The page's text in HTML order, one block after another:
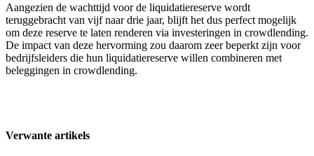
Aangezien de wachttijd voor de liquidatiereserve wordt
teruggebracht van vijf naar drie jaar, blijft het dus perfect mogelijk
om deze reserve te laten renderen via investeringen in crowdlending.
De impact van deze hervorming zou daarom zeer beperkt zijn voor
bedrijfsleiders die hun liquidatiereserve willen combineren met
beleggingen in crowdlending.
Verwante artikels